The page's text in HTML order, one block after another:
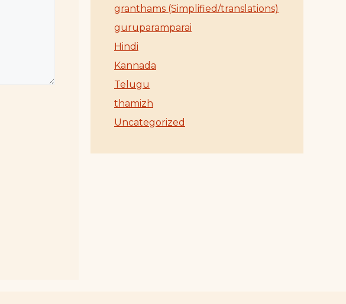
granthams (Simplified/translations)
guruparamparai
Hindi
Kannada
Telugu
thamizh
Uncategorized